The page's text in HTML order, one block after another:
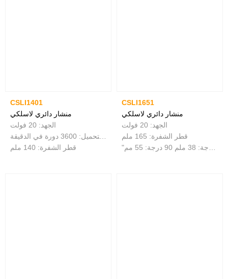
CSLI1401
منشار دائري لاسلكي
الجهد: 20 فولت
قطر الشفرة: 140 ملم
CSLI1651
منشار دائري لاسلكي
الجهد: 20 فولت
قطر الشفرة: 165 ملم